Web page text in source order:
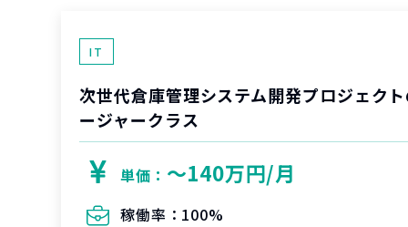
IT
次世代倉庫管理システム開発プロジェク
ージャークラス
単価： 〜140万円/月
稼働率： 100%